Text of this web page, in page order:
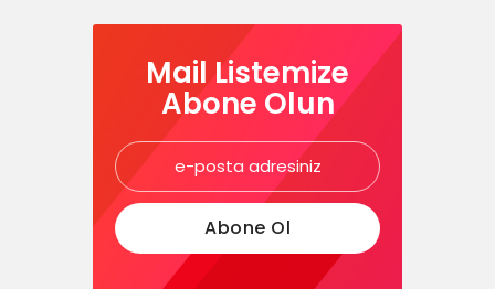
Mail Listemize
Abone Olun